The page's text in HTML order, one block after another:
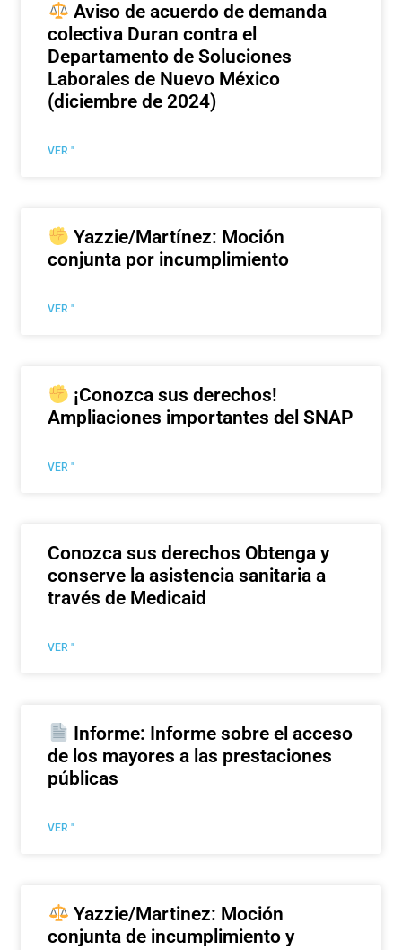
Aviso de acuerdo de demanda
colectiva Duran contra el
Departamento de Soluciones
Laborales de Nuevo México
(diciembre de 2024)
VER "
Yazzie/Martínez: Moción
conjunta por incumplimiento
VER "
¡Conozca sus derechos!
Ampliaciones importantes del SNAP
VER "
Conozca sus derechos Obtenga y
conserve la asistencia sanitaria a
través de Medicaid
VER "
Informe: Informe sobre el acceso
de los mayores a las prestaciones
públicas
VER "
Yazzie/Martinez: Moción
conjunta de incumplimiento y